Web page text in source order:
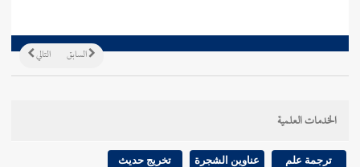
التالي السابق
الخدمات العلمية
ترجمة علم عناوين الشجرة تخريج حديث